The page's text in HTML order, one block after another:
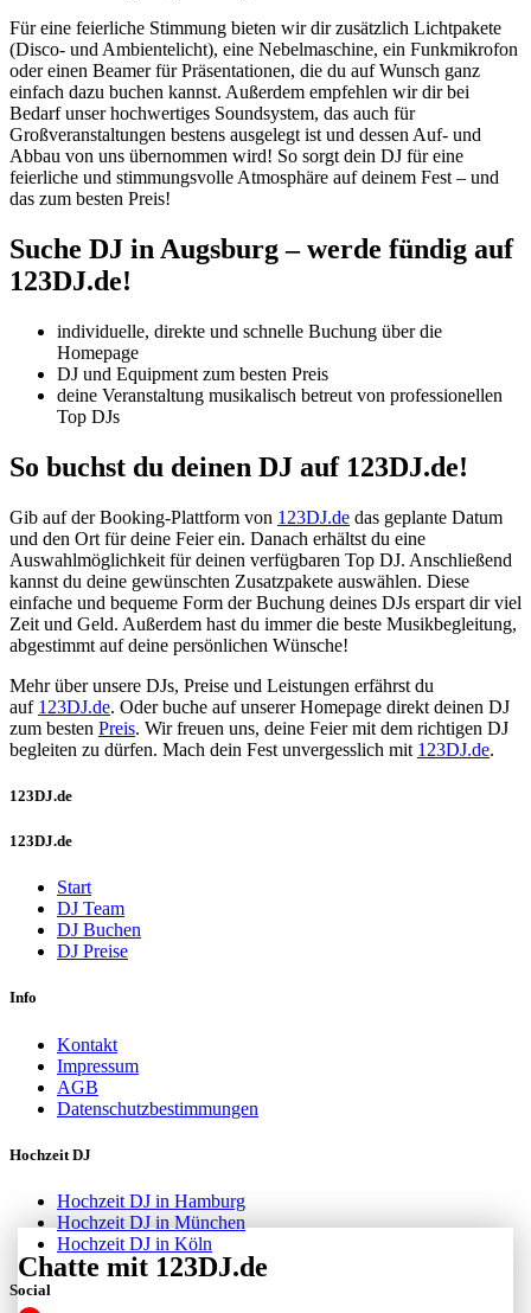
Für eine feierliche Stimmung bieten wir dir zusätzlich Lichtpakete
(Disco- und Ambientelicht), eine Nebelmaschine, ein Funkmikrofon
oder einen Beamer für Präsentationen, die du auf Wunsch ganz
einfach dazu buchen kannst. Außerdem empfehlen wir dir bei
Bedarf unser hochwertiges Soundsystem, das auch für
Großveranstaltungen bestens ausgelegt ist und dessen Auf- und
Abbau von uns übernommen wird! So sorgt dein DJ für eine
feierliche und stimmungsvolle Atmosphäre auf deinem Fest – und
das zum besten Preis!
Suche DJ in Augsburg – werde fündig auf
123DJ.de!
individuelle, direkte und schnelle Buchung über die
Homepage
DJ und Equipment zum besten Preis
deine Veranstaltung musikalisch betreut von professionellen
Top DJs
So buchst du deinen DJ auf 123DJ.de!
Gib auf der Booking-Plattform von 123DJ.de das geplante Datum
und den Ort für deine Feier ein. Danach erhältst du eine
Auswahlmöglichkeit für deinen verfügbaren Top DJ. Anschließend
kannst du deine gewünschten Zusatzpakete auswählen. Diese
einfache und bequeme Form der Buchung deines DJs erspart dir viel
Zeit und Geld. Außerdem hast du immer die beste Musikbegleitung,
abgestimmt auf deine persönlichen Wünsche!
Mehr über unsere DJs, Preise und Leistungen erfährst du
auf 123DJ.de. Oder buche auf unserer Homepage direkt deinen DJ
zum besten Preis. Wir freuen uns, deine Feier mit dem richtigen DJ
begleiten zu dürfen. Mach dein Fest unvergesslich mit 123DJ.de.
123DJ.de
123DJ.de
Start
DJ Team
DJ Buchen
DJ Preise
Info
Kontakt
Impressum
AGB
Datenschutzbestimmungen
Hochzeit DJ
Hochzeit DJ in Hamburg
Hochzeit DJ in München
Hochzeit DJ in Köln
Social
Chatte mit 123DJ.de